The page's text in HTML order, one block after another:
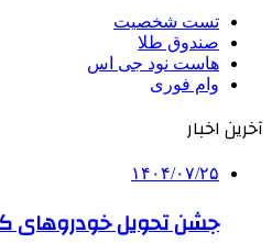
تست شخصیت
صندوق طلا
هاست نود جی اس
وام فوری
آخرین اخبار
۱۴۰۴/۰۷/۲۵
جشن تحویل خودروهای